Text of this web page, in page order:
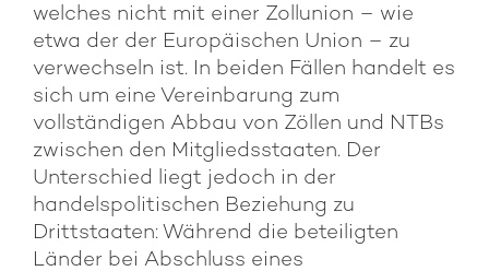
welches nicht mit einer Zollunion – wie
etwa der der Europäischen Union – zu
verwechseln ist. In beiden Fällen handelt es
sich um eine Vereinbarung zum
vollständigen Abbau von Zöllen und NTBs
zwischen den Mitgliedsstaaten. Der
Unterschied liegt jedoch in der
handelspolitischen Beziehung zu
Drittstaaten: Während die beteiligten
Länder bei Abschluss eines